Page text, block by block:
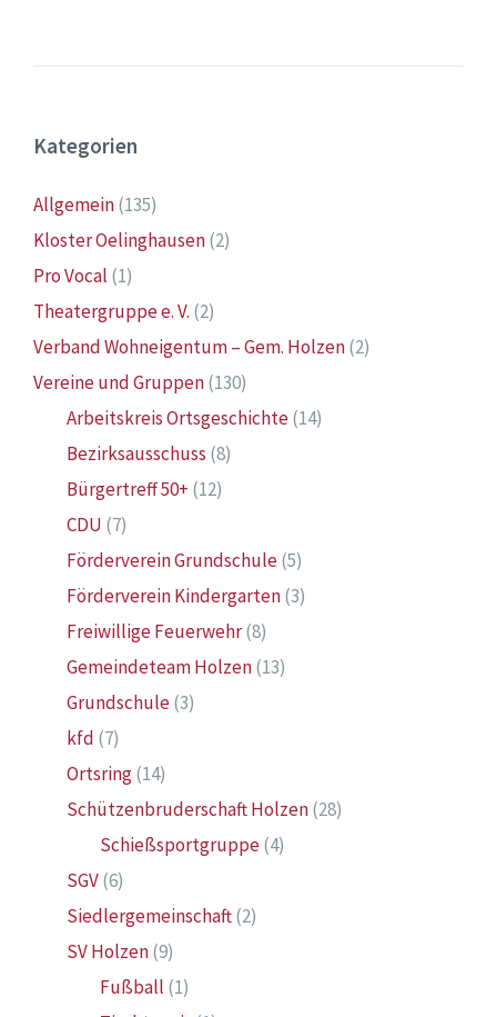
Kategorien
Allgemein(135)
Kloster Oelinghausen(2)
Pro Vocal (1)
Theatergruppe e. V. (2)
Verband Wohneigentum – Gem. Holzen(2)
Vereine und Gruppen(130)
Arbeitskreis Ortsgeschichte(14)
Bezirksausschuss (8)
Bürgertreff 50+ (12)
CDU (7)
Förderverein Grundschule(5)
Förderverein Kindergarten(3)
Freiwillige Feuerwehr(8)
Gemeindeteam Holzen(13)
Grundschule(3)
kfd (7)
Ortsring(14)
Schützenbruderschaft Holzen(28)
Schießsportgruppe(4)
SGV(6)
Siedlergemeinschaft(2)
SV Holzen(9)
Fußball (1)